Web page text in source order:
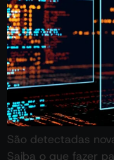
São detectadas
Saiba o que fazer